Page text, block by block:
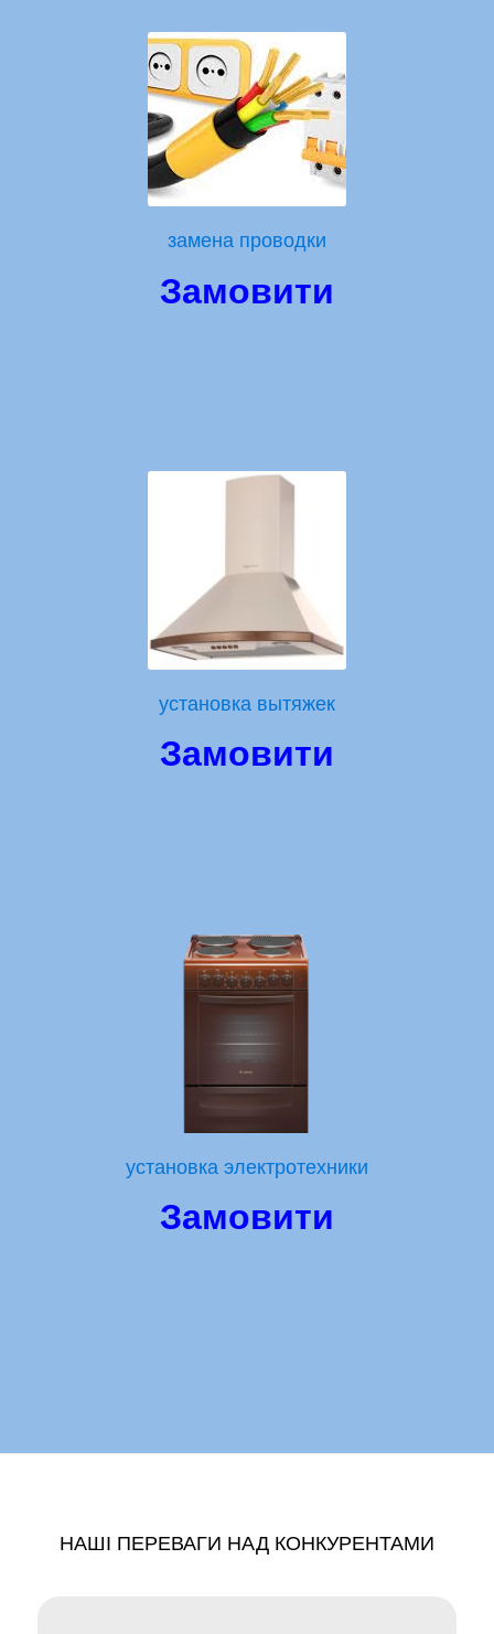
замена проводки
Замовити
установка вытяжек
Замовити
установка электротехники
Замовити
НАШІ ПЕРЕВАГИ НАД КОНКУРЕНТАМИ